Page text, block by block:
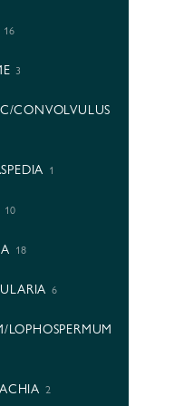
16
3
1
10
18
6
2